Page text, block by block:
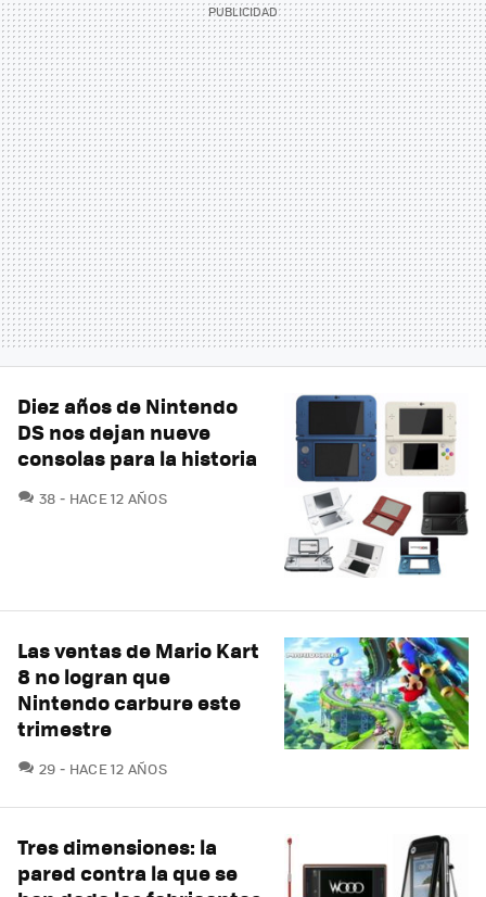
Diez años de Nintendo
DS nos dejan nueve
consolas para la historia
38 COMENTARIOS
HACE 12 AÑOS
Las ventas de Mario Kart
8 no logran que
Nintendo carbure este
trimestre
29 COMENTARIOS
HACE 12 AÑOS
Tres dimensiones: la
pared contra la que se